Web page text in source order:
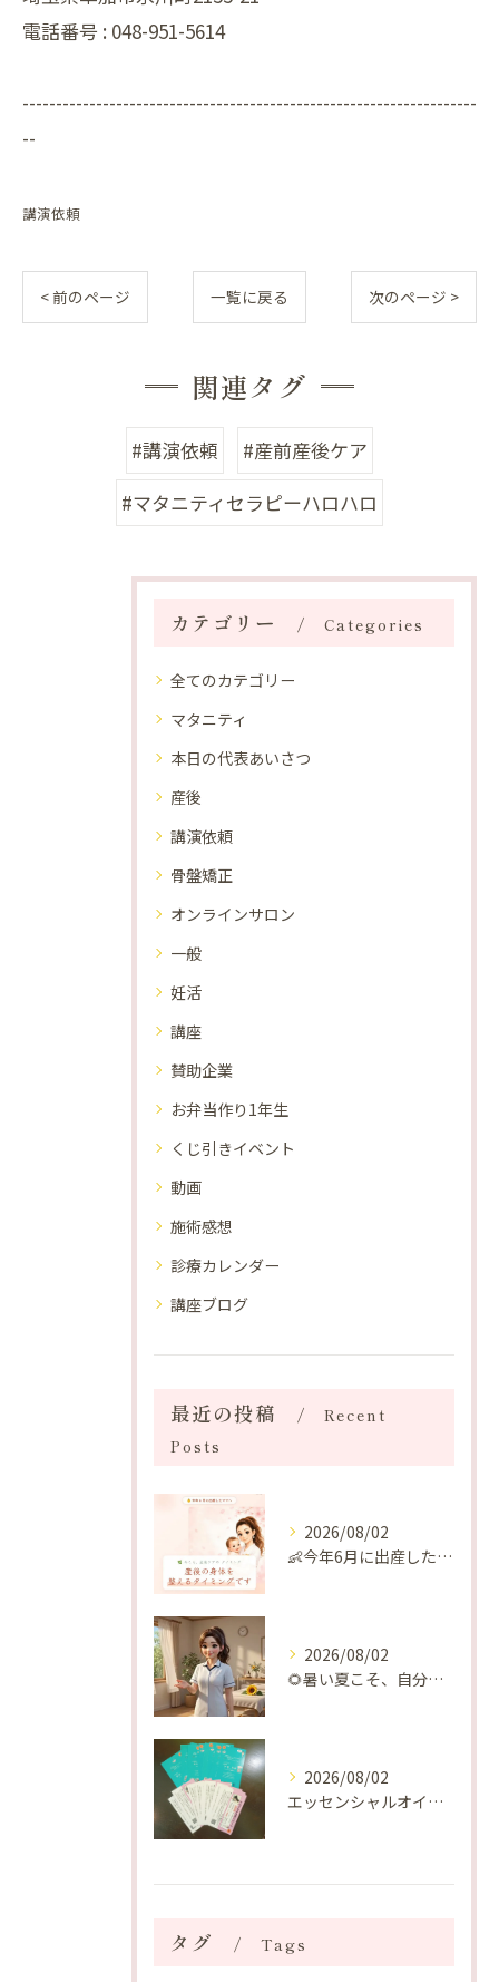
電話番号 : 048-951-5614
--------------------------------------------------------------------
--
講演依頼
< 前のページ 一覧に戻る 次のページ >
関連タグ
#講演依頼
#産前産後ケア
#マタニティセラピーハロハロ
カテゴリー Categories
全てのカテゴリー
マタニティ
本日の代表あいさつ
産後
講演依頼
骨盤矯正
オンラインサロン
一般
妊活
講座
賛助企業
お弁当作り1年生
くじ引きイベント
動画
施術感想
診療カレンダー
講座ブログ
最近の投稿
Recent
Posts
2026/08/02
👶今年6月に出産したママへ♡
2026/08/02
🌻暑い夏こそ、自分の身体を整える時間を♡
2026/08/02
エッセンシャルオイルプレゼントご当選番号発表 2026年8月
タグ Tags